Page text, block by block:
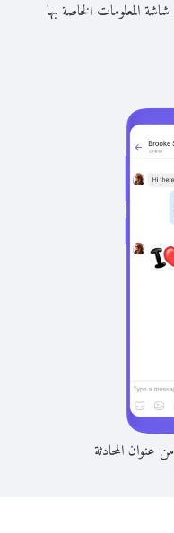
المعلومات الخاصة بها